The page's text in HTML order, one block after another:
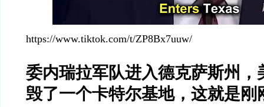
https://www.tiktok.com/t/ZP8Bx7uuw/
委内瑞拉军队进入德克萨斯州，
毁了一个卡特尔基地，这就是刚